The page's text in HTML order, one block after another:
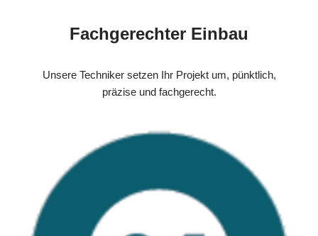
Fachgerechter Einbau
Unsere Techniker setzen Ihr Projekt um, pünktlich,
präzise und fachgerecht.